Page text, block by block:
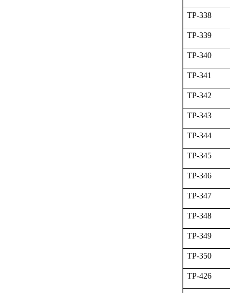
TP-338
TP-339
TP-340
TP-341
TP-342
TP-343
TP-344
TP-345
TP-346
TP-347
TP-348
TP-349
TP-350
TP-426